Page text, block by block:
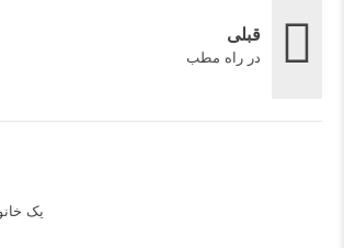
قبلی
در راه مطب
یک